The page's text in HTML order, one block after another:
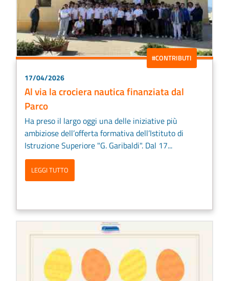
#CONTRIBUTI
17/04/2026
Al via la crociera nautica finanziata dal
Parco
Ha preso il largo oggi una delle iniziative più
ambiziose dell’offerta formativa dell’Istituto di
Istruzione Superiore "G. Garibaldi". Dal 17...
LEGGI TUTTO